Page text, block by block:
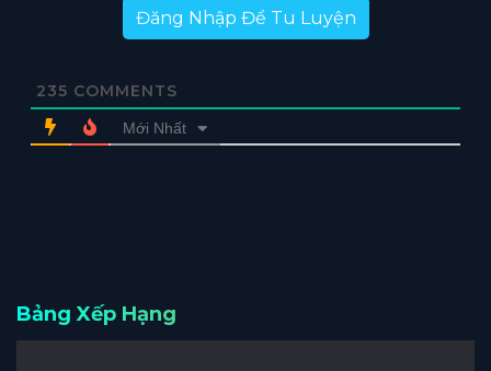
Đăng Nhập Để Tu Luyện
235 COMMENTS
Mới Nhất
Bảng Xếp Hạng